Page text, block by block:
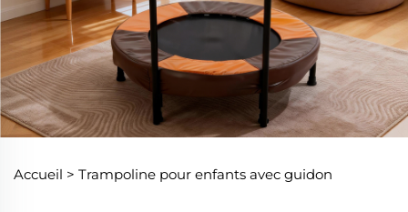
Accueil > Trampoline pour enfants avec guidon